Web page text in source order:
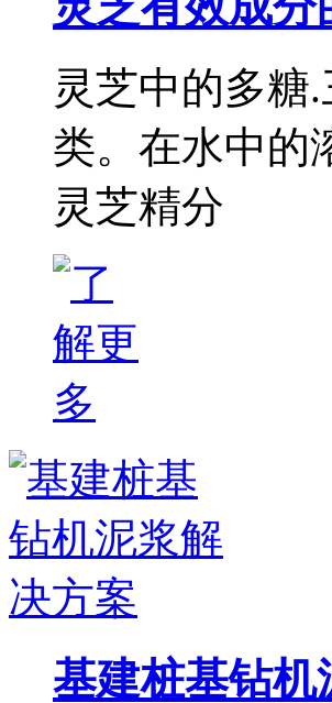
灵芝中的多糖
类。在水中的
灵芝精分
基建桩基钻机